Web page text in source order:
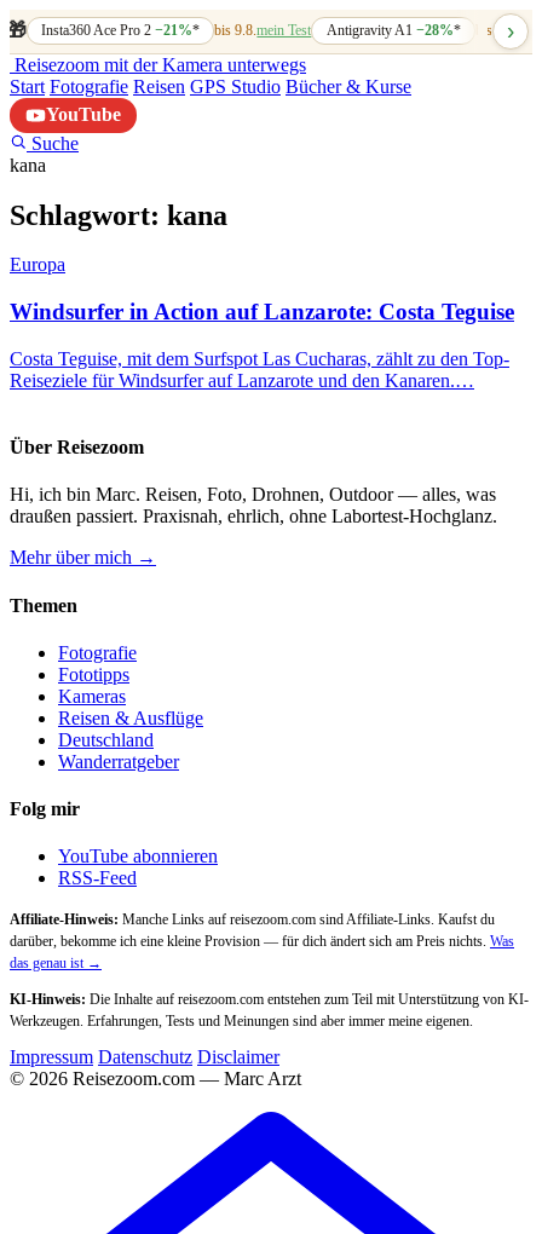
🎁 Insta360 Ace Pro 2−21%* bis 9.8.mein Test Antigravity A1 −28%* bis 7.8.
›
Reisezoom mit der Kamera unterwegs
Start Fotografie Reisen GPS Studio Bücher & Kurse
YouTube
Suche
kana
Schlagwort: kana
Europa
Windsurfer in Action auf Lanzarote: Costa Teguise
Costa Teguise, mit dem Surfspot Las Cucharas, zählt zu den Top-
Reiseziele für Windsurfer auf Lanzarote und den Kanaren.…
Über Reisezoom
Hi, ich bin Marc. Reisen, Foto, Drohnen, Outdoor — alles, was
draußen passiert. Praxisnah, ehrlich, ohne Labortest-Hochglanz.
Mehr über mich →
Themen
Fotografie
Fototipps
Kameras
Reisen & Ausflüge
Deutschland
Wanderratgeber
Folg mir
YouTube abonnieren
RSS-Feed
Affiliate-Hinweis: Manche Links auf reisezoom.com sind Affiliate-Links. Kaufst du
darüber, bekomme ich eine kleine Provision — für dich ändert sich am Preis nichts. Was
das genau ist →
KI-Hinweis: Die Inhalte auf reisezoom.com entstehen zum Teil mit Unterstützung von KI-
Werkzeugen. Erfahrungen, Tests und Meinungen sind aber immer meine eigenen.
Impressum Datenschutz Disclaimer
© 2026 Reisezoom.com — Marc Arzt